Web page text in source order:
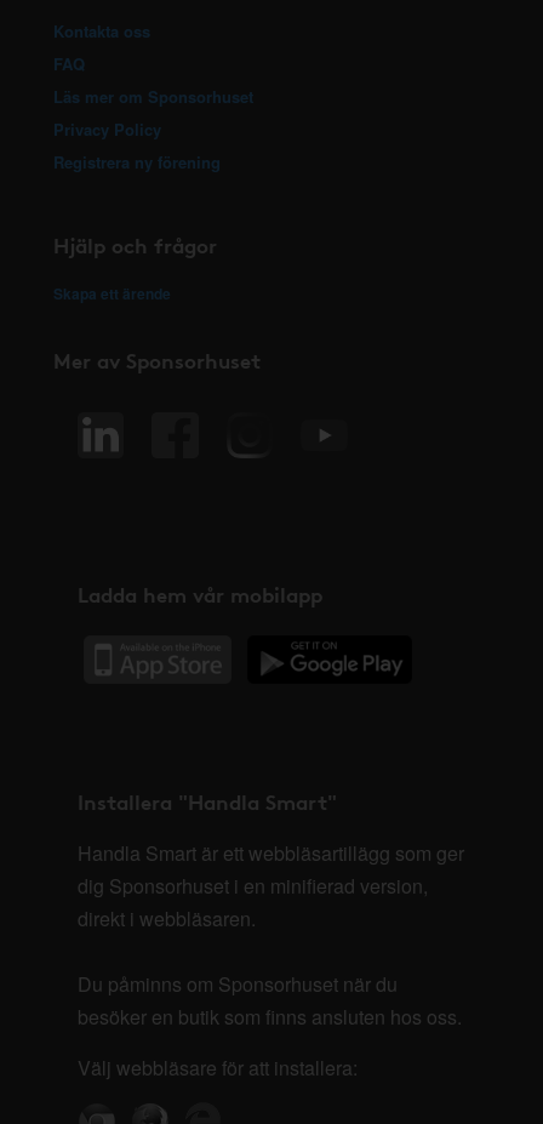
Kontakta oss
FAQ
Läs mer om Sponsorhuset
Privacy Policy
Registrera ny förening
Hjälp och frågor
Skapa ett ärende
Mer av Sponsorhuset
Ladda hem vår mobilapp
Installera "Handla Smart"
Handla Smart är ett webbläsartillägg som ger
dig Sponsorhuset i en minifierad version,
direkt i webbläsaren.
Du påminns om Sponsorhuset när du
besöker en butik som finns ansluten hos oss.
Välj webbläsare för att installera: